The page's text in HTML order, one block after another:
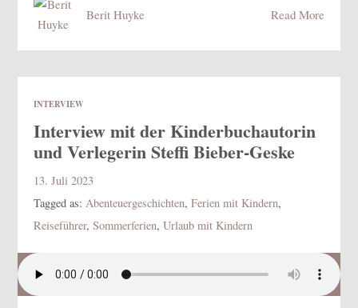
Read More
Berit Huyke
INTERVIEW
Interview mit der Kinderbuchautorin
und Verlegerin Steffi Bieber-Geske
13. Juli 2023
Tagged as:Abenteuergeschichten,Ferien mit Kindern,
Reiseführer,Sommerferien,Urlaub mit Kindern